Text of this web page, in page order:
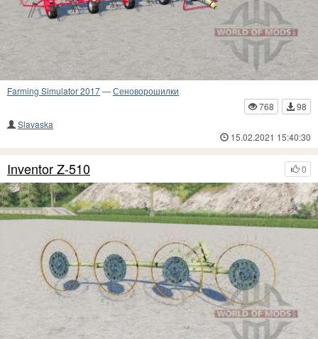
Farming Simulator 2017—Сеноворошилки
768
98
Slavaska
15.02.2021 15:40:30
0
Inventor Z-510